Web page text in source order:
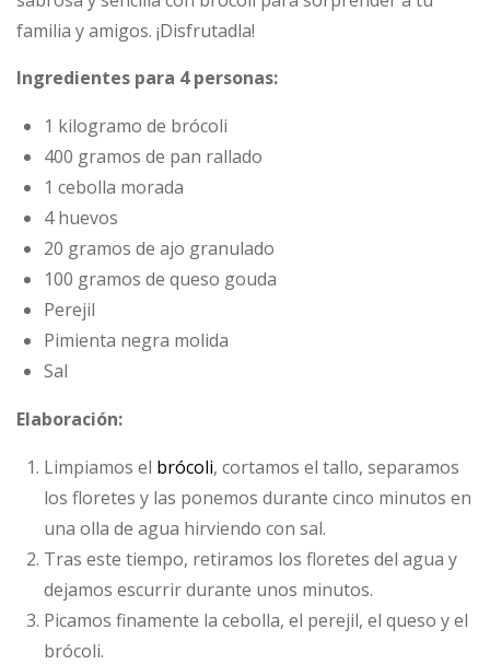
familia y amigos. ¡Disfrutadla!
Ingredientes para 4 personas:
1 kilogramo de brócoli
400 gramos de pan rallado
1 cebolla morada
4 huevos
20 gramos de ajo granulado
100 gramos de queso gouda
Perejil
Pimienta negra molida
Sal
Elaboración:
Limpiamos el brócoli, cortamos el tallo, separamos
los floretes y las ponemos durante cinco minutos en
una olla de agua hirviendo con sal.
Tras este tiempo, retiramos los floretes del agua y
dejamos escurrir durante unos minutos.
Picamos finamente la cebolla, el perejil, el queso y el
brócoli.